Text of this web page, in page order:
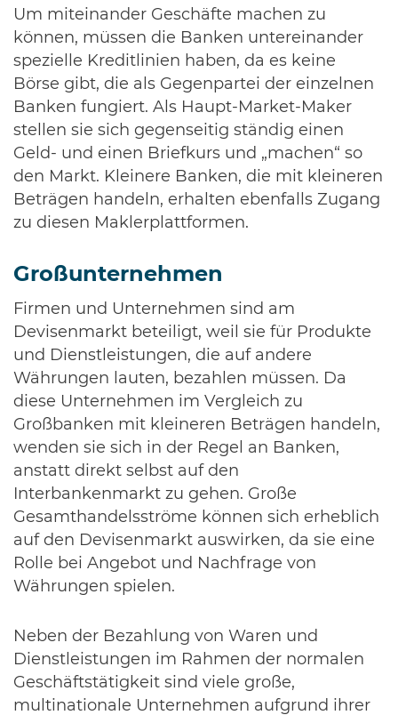
Um miteinander Geschäfte machen zu
können, müssen die Banken untereinander
spezielle Kreditlinien haben, da es keine
Börse gibt, die als Gegenpartei der einzelnen
Banken fungiert. Als Haupt-Market-Maker
stellen sie sich gegenseitig ständig einen
Geld- und einen Briefkurs und „machen“ so
den Markt. Kleinere Banken, die mit kleineren
Beträgen handeln, erhalten ebenfalls Zugang
zu diesen Maklerplattformen.
Großunternehmen
Firmen und Unternehmen sind am
Devisenmarkt beteiligt, weil sie für Produkte
und Dienstleistungen, die auf andere
Währungen lauten, bezahlen müssen. Da
diese Unternehmen im Vergleich zu
Großbanken mit kleineren Beträgen handeln,
wenden sie sich in der Regel an Banken,
anstatt direkt selbst auf den
Interbankenmarkt zu gehen. Große
Gesamthandelsströme können sich erheblich
auf den Devisenmarkt auswirken, da sie eine
Rolle bei Angebot und Nachfrage von
Währungen spielen.
Neben der Bezahlung von Waren und
Dienstleistungen im Rahmen der normalen
Geschäftstätigkeit sind viele große,
multinationale Unternehmen aufgrund ihrer